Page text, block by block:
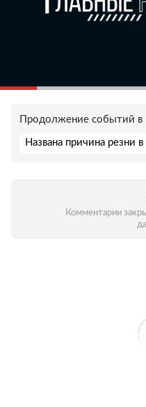
Продолжение событий в
Названа причина резни
Комментарии